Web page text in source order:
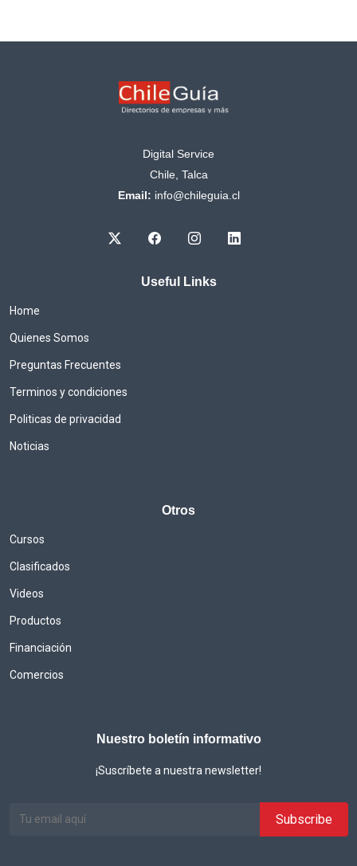
Digital Service
Chile, Talca
Email: info@chileguia.cl
Useful Links
Home
Quienes Somos
Preguntas Frecuentes
Terminos y condiciones
Politicas de privacidad
Noticias
Otros
Cursos
Clasificados
Videos
Productos
Financiación
Comercios
Nuestro boletín informativo
¡Suscríbete a nuestra newsletter!